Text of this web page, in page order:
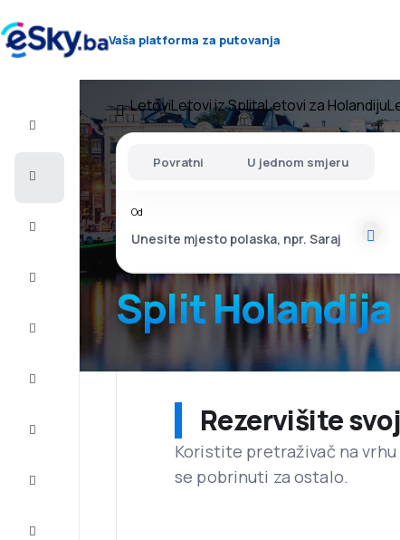
Vaša platforma za putovanja
Let+Hotel
Letovanje
LetoviLetovi iz SplitaLetovi za Holandiju
Split Holandija
Povratni U jednom smjeru
Od
Rezervišite
Koristite pretraživač na
se pobrinuti za ostalo.